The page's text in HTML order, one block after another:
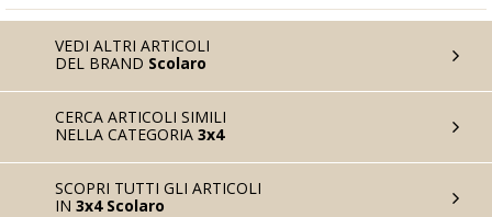
VEDI ALTRI ARTICOLI
DEL BRAND Scolaro
CERCA ARTICOLI SIMILI
NELLA CATEGORIA 3x4
SCOPRI TUTTI GLI ARTICOLI
IN 3x4 Scolaro